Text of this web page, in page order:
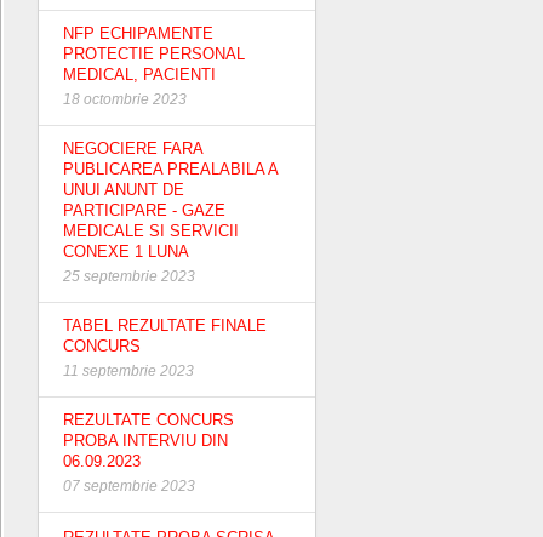
NFP ECHIPAMENTE
PROTECTIE PERSONAL
MEDICAL, PACIENTI
18 octombrie 2023
NEGOCIERE FARA
PUBLICAREA PREALABILA A
UNUI ANUNT DE
PARTICIPARE - GAZE
MEDICALE SI SERVICII
CONEXE 1 LUNA
25 septembrie 2023
TABEL REZULTATE FINALE
CONCURS
11 septembrie 2023
REZULTATE CONCURS
PROBA INTERVIU DIN
06.09.2023
07 septembrie 2023